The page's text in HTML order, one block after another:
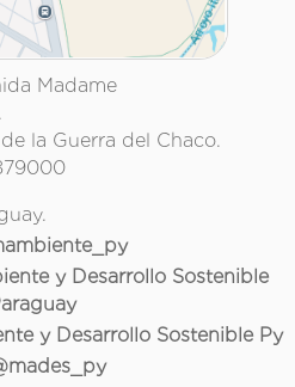
Madame
la Guerra del Chaco.
y Desarrollo Sostenible
y Desarrollo Sostenible Py